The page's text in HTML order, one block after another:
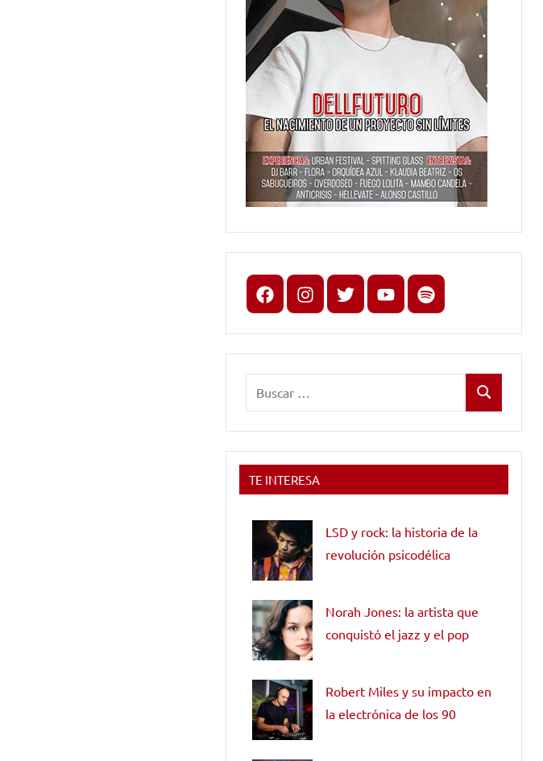
FacebookInstagram
X youtubespotify
Buscar
TE INTERESA
LSD y rock: la historia de la
revolución psicodélica
Norah Jones: la artista que
conquistó el jazz y el pop
Robert Miles y su impacto en
la electrónica de los 90